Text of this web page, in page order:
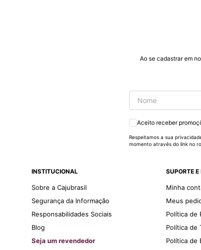
Ao se cadastrar em
Aceito receber
Respeitamos a sua
momento através do link no
INSTITUCIONAL
Sobre a Cajubrasil
Segurança da Informação
Responsabilidades Sociais
Blog
Seja um revendedor
SUPORTE
Minha
Meus
Política de
Política de
Política de